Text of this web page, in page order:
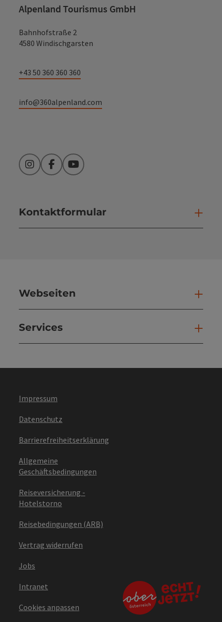
Alpenland Tourismus GmbH
Bahnhofstraße 2
4580 Windischgarsten
+43 50 360 360 360
info@360alpenland.com
InstagramFacebookYouTube
Kontaktformular
Webseiten
Services
Impressum
Datenschutz
Barrierefreiheitserklärung
Allgemeine
Geschäftsbedingungen
Reiseversicherung -
Hotelstorno
Reisebedingungen (ARB)
Vertrag widerrufen
Jobs
Intranet
Cookies anpassen